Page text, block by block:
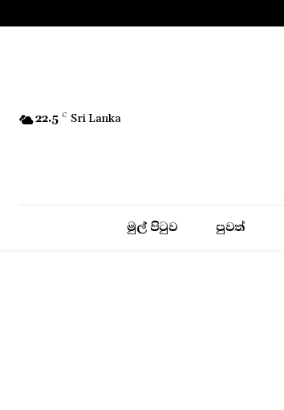
22.5 C Sri Lanka
මුල් පිටුව පුවත්